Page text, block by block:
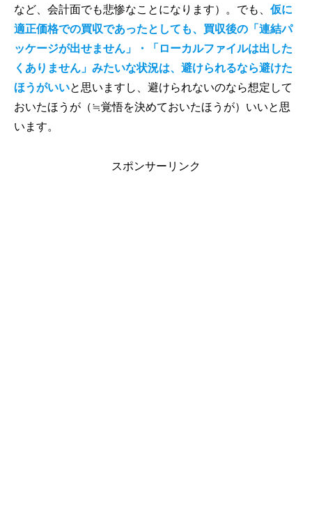
など、会計面でも悲惨なことになります）。でも、 仮に
適正価格での買収であったとしても、買収後の「連結パ
ッケージが出せません」・「ローカルファイルは出した
くありません」みたいな状況は、避けられるなら避けた
ほうがいいと思いますし、避けられないのなら想定して
おいたほうが（≒覚悟を決めておいたほうが）いいと思
います。
スポンサーリンク